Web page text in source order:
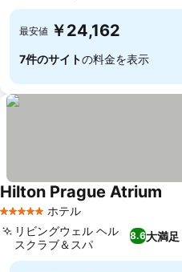
最安値 ￥24,162
7件のサイトの料金を表示
5 ホテルのランク
ホテル
Hilton Prague Atrium
8.6大満足
リビングウェル ヘル
スクラブ＆スパ